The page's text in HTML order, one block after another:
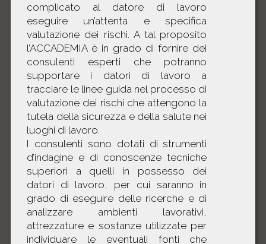
complicato al datore di lavoro
eseguire un’attenta e specifica
valutazione dei rischi. A tal proposito
l’ACCADEMIA è in grado di fornire dei
consulenti esperti che potranno
supportare i datori di lavoro a
tracciare le linee guida nel processo di
valutazione dei rischi che attengono la
tutela della sicurezza e della salute nei
luoghi di lavoro.
I consulenti sono dotati di strumenti
d’indagine e di conoscenze tecniche
superiori a quelli in possesso dei
datori di lavoro, per cui saranno in
grado di eseguire delle ricerche e di
analizzare ambienti lavorativi,
attrezzature e sostanze utilizzate per
individuare le eventuali fonti che